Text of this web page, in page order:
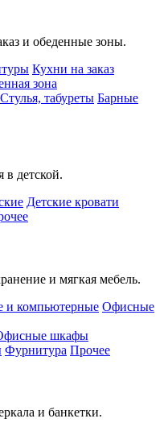
и обеденные зоны.
Кухни на заказ
зона
Стулья, табуреты Барные
в детской.
Детские кровати
и мягкая мебель.
и компьютерные Офисные
шкафы
Фурнитура Прочее
и банкетки.